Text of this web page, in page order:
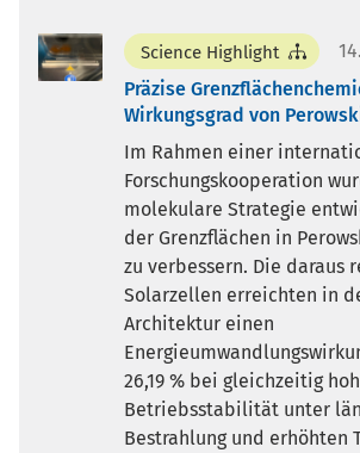
Science Highlight
Präzise
Wirkungsgrad von
Im Rahmen einer
Forschungskooperation
molekulare Strategie
der Grenzflächen in
zu verbessern. Die daraus
Solarzellen erreichten in
Architektur einen
26,19 % bei gleichzeitig
Betriebsstabilität unter
Bestrahlung und erhöhten